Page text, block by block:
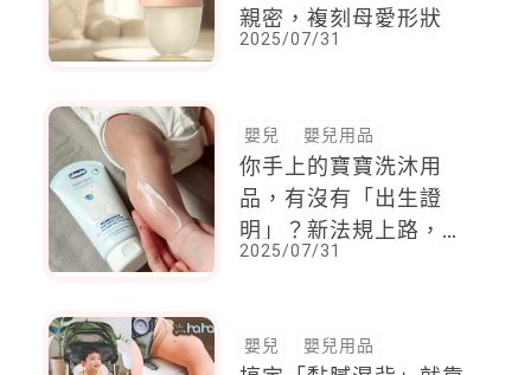
親密，複刻母愛形狀
2025/07/31
嬰兒 嬰兒用品
你手上的寶寶洗沐用
品，有沒有「出生證
明」？新法規上路，
PIF與SA你不能不知
2025/07/31
嬰兒 嬰兒用品